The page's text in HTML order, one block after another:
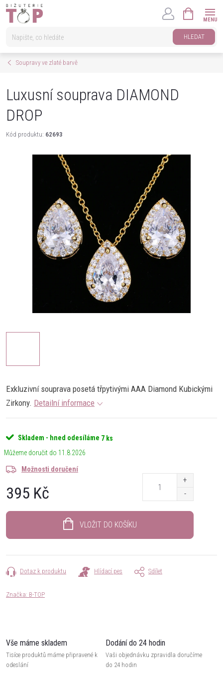
Přejít
HLEDAT
KOŠÍK
Soupravy ve zlaté barvě
Luxusní souprava DIAMOND
DROP
Kód produktu: 62693
Exkluzivní souprava posetá třpytivými AAA Diamond Kubickými
Zirkony. Detailní informace
Skladem - hned odesíláme 7 ks
11.8.2026
Možnosti doručení
395 Kč
VLOŽIT DO KOŠÍKU
Dotaz k produktu Hlídací pes Sdílet
Značka: B-TOP
Vše máme skladem
Tisíce produktů máme připravené k
odeslání
Dodání do 24 hodin
Vaši objednávku zpravidla doručíme
do 24 hodin